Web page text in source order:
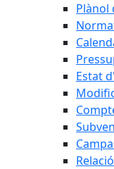
Plànol
Estat